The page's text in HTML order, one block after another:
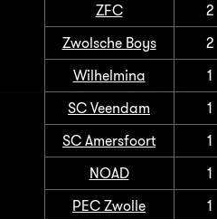
ZFC
2
Zwolsche Boys
2
Wilhelmina
1
SC Veendam
1
SC Amersfoort
1
NOAD
1
PEC Zwolle
1